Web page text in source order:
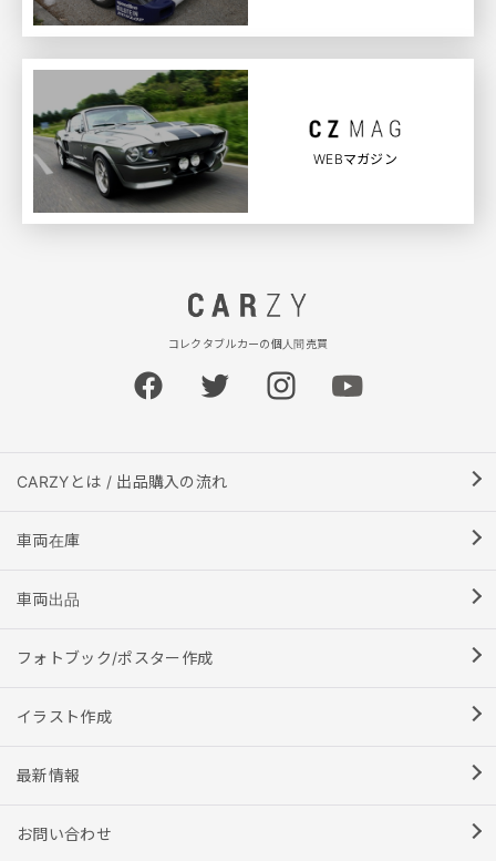
WEBマガジン
コレクタブルカーの個人間売買
CARZYとは / 出品購入の流れ
車両在庫
車両出品
フォトブック/ポスター作成
イラスト作成
最新情報
お問い合わせ